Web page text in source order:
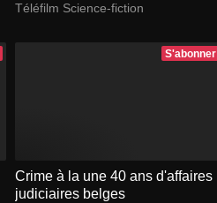
Téléfilm Science-fiction
S'abonner
Crime à la une 40 ans d'affaires
judiciaires belges